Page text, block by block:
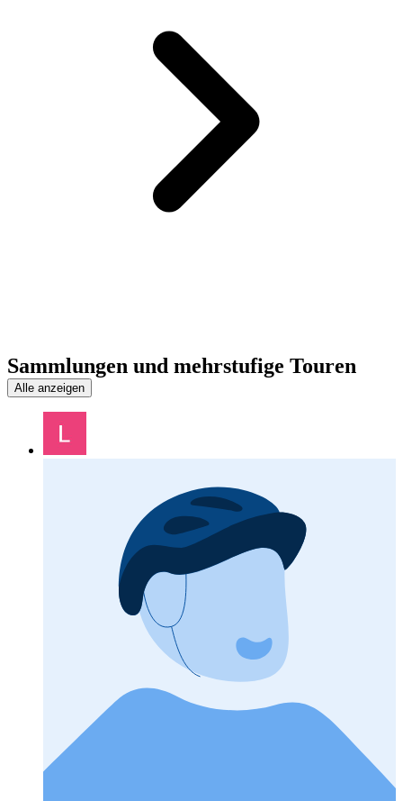
Sammlungen und mehrstufige Touren
Alle anzeigen